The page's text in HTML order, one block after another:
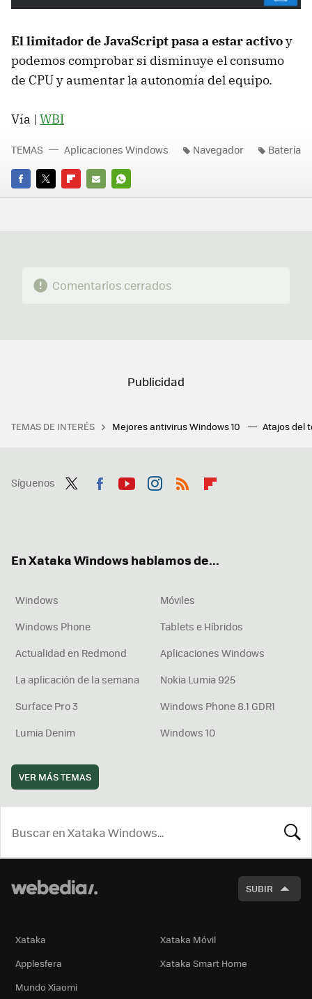
El limitador de JavaScript pasa a estar activoy
podemos comprobar si disminuye el consumo
de CPU y aumentar la autonomía del equipo.
Vía | WBI
FACEBOOK
TWITTERFLIPBOARD
E-
WHATSAPP
TEMAS Aplicaciones Windows Navegador Batería
Comentarios cerrados
TEMAS DE INTERÉS Mejores antivirus Windows 10 Atajos del
Síguenos
En Xataka Windows hablamos de...
Windows
Móviles
Windows Phone
Tablets e Híbridos
Actualidad en Redmond
Aplicaciones Windows
La aplicación de la semana
Nokia Lumia 925
Surface Pro 3
Windows Phone 8.1 GDR1
Lumia Denim
Windows 10
VER MÁS TEMAS
SUBIR
Xataka
Xataka Móvil
Applesfera
Xataka Smart Home
Mundo Xiaomi